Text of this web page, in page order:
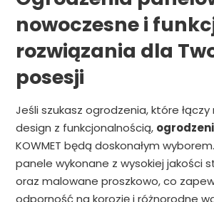
nowoczesne i
rozwiązania dla
posesji
Jeśli szukasz ogrodzenia, które
design z funkcjonalnością,
KOWMET będą doskonałym
panele wykonane z wysokiej jakości
oraz malowane proszkowo, co
odporność na korozję i różnorodne